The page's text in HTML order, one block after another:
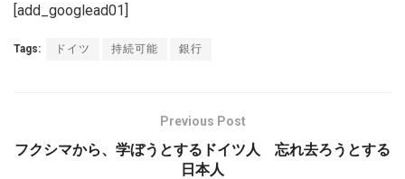
[add_googlead01]
Tags: ドイツ 持続可能 銀行
Previous Post
フクシマから、学ぼうとするドイツ人 忘れ去ろうとする
日本人